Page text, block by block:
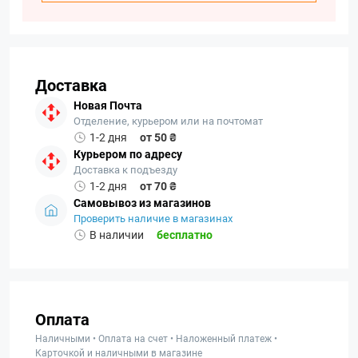
Доставка
Новая Почта
Отделение, курьером или на почтомат
1-2 дня
от 50 ₴
Курьером по адресу
Доставка к подъезду
1-2 дня
от 70 ₴
Самовывоз из магазинов
Проверить наличие в магазинах
В наличии бесплатно
Оплата
Наличными • Оплата на счет • Наложенный платеж •
Карточкой и наличными в магазине